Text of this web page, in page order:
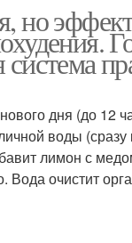
но
система
дня (до 12
воды (сразу
лимон с
Вода очистит